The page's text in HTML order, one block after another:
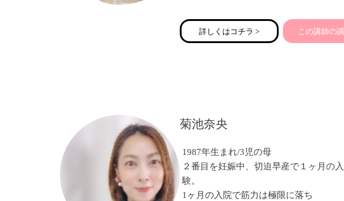
その後、より自分の強みや自分らしさ
き方をしたいと考え、2019年4月にフリ
詳しくはコチラ > この講師の
菊池奈央
1987年生まれ/3児の母
２番目を妊娠中、切迫早産で１ヶ月の
験。
1ヶ月の入院で筋力は極限に落ち